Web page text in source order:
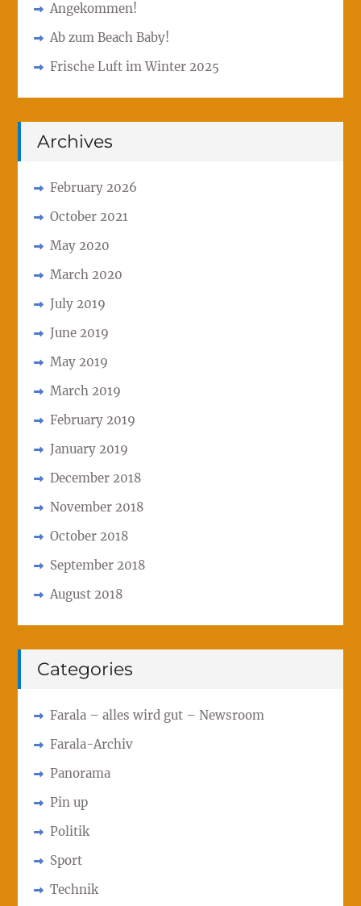
Angekommen!
Ab zum Beach Baby!
Frische Luft im Winter 2025
Archives
February 2026
October 2021
May 2020
March 2020
July 2019
June 2019
May 2019
March 2019
February 2019
January 2019
December 2018
November 2018
October 2018
September 2018
August 2018
Categories
Farala – alles wird gut – Newsroom
Farala-Archiv
Panorama
Pin up
Politik
Sport
Technik